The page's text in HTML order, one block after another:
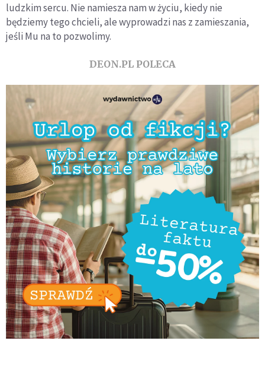
ludzkim sercu. Nie namiesza nam w życiu, kiedy nie
będziemy tego chcieli, ale wyprowadzi nas z zamieszania,
jeśli Mu na to pozwolimy.
DEON.PL POLECA